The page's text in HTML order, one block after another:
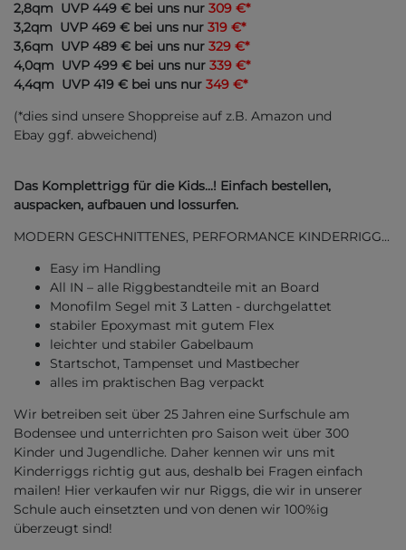
2,8qm UVP 449 € bei uns nur 309 €*
3,2qm UVP 469 € bei uns nur 319 €*
3,6qm UVP 489 € bei uns nur 329 €*
4,0qm UVP 499 € bei uns nur 339 €*
4,4qm UVP 419 € bei uns nur 349 €*
(*dies sind unsere Shoppreise auf z.B. Amazon und
Ebay ggf. abweichend)
Das Komplettrigg für die Kids...! Einfach bestellen,
auspacken, aufbauen und lossurfen.
MODERN GESCHNITTENES, PERFORMANCE KINDERRIGG...
Easy im Handling
All IN – alle Riggbestandteile mit an Board
Monofilm Segel mit 3 Latten - durchgelattet
stabiler Epoxymast mit gutem Flex
leichter und stabiler Gabelbaum
Startschot, Tampenset und Mastbecher
alles im praktischen Bag verpackt
Wir betreiben seit über 25 Jahren eine Surfschule am
Bodensee und unterrichten pro Saison weit über 300
Kinder und Jugendliche. Daher kennen wir uns mit
Kinderriggs richtig gut aus, deshalb bei Fragen einfach
mailen! Hier verkaufen wir nur Riggs, die wir in unserer
Schule auch einsetzten und von denen wir 100%ig
überzeugt sind!